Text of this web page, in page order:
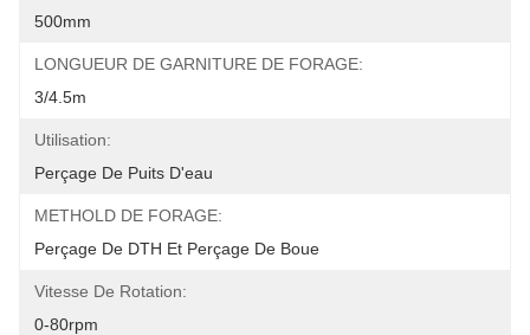
500mm
LONGUEUR DE GARNITURE DE FORAGE:
3/4.5m
Utilisation:
Perçage De Puits D'eau
METHOLD DE FORAGE:
Perçage De DTH Et Perçage De Boue
Vitesse De Rotation:
0-80rpm